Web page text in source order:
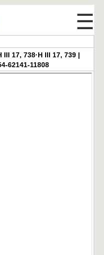
☰
17, 738·H III 17, 739 |
62141-11808